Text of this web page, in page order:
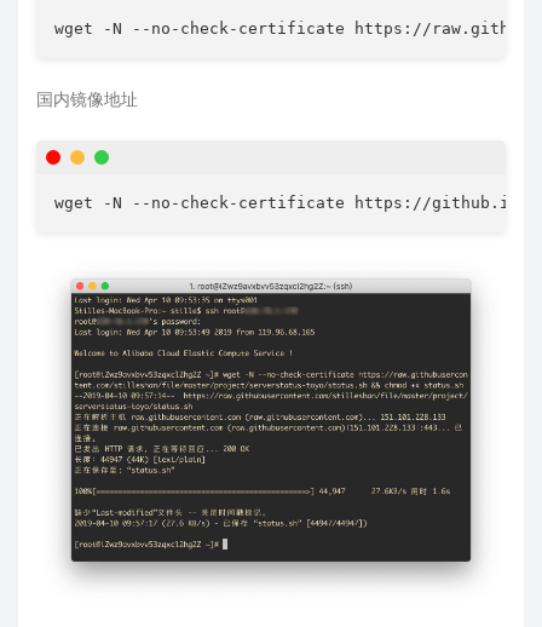
wget -N --no-check-certificate https://
国内镜像地址
wget -N --no-check-certificate https://